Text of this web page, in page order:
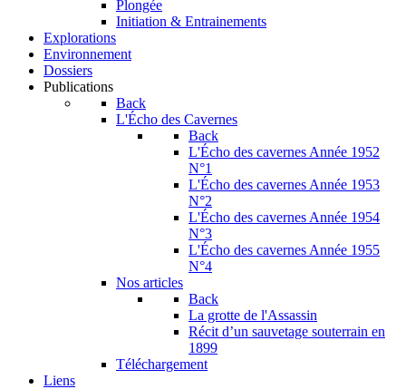
Plongée
Initiation & Entrainements
Explorations
Environnement
Dossiers
Publications
Back
L'Écho des Cavernes
Back
L'Écho des cavernes Année 1952
N°1
L'Écho des cavernes Année 1953
N°2
L'Écho des cavernes Année 1954
N°3
L'Écho des cavernes Année 1955
N°4
Nos articles
Back
La grotte de l'Assassin
Récit d’un sauvetage souterrain en
1899
Téléchargement
Liens